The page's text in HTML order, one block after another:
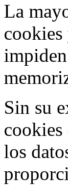
La
cookies
Sin su
cookies
los